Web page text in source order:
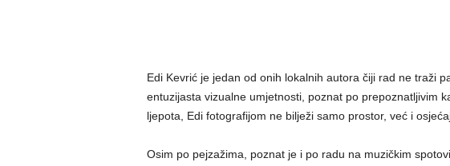
Edi Kevrić je jedan od onih lokalnih autora čiji rad ne traži
entuzijasta vizualne umjetnosti, poznat po prepoznatljivim
ljepota, Edi fotografijom ne bilježi samo prostor, već i
Osim po pejzažima, poznat je i po radu na muzičkim